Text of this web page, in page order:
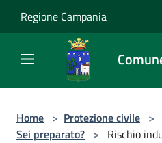
Regione Campania
Home > Protezione civile >
Sei preparato? > Rischio